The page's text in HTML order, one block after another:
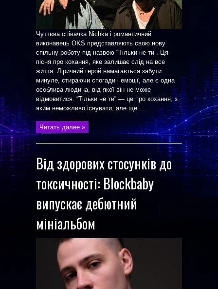
Чуттєва співачка Nichka і романтичний
виконавець OKS представляють свою нову
спільну роботу під назвою “Тільки не ти”. Ця
пісня про кохання, яке залишає слід на все
життя. Ліричний герой намагається забути
минуле, стираючи спогади і емоції, але є одна
особлива людина, від якої він не може
відмовитися. “Тільки не ти” — це про кохання, з
яким неможливо існувати, але ще ...
Читать далее »
Від здорових стосунків до
токсичності: Blockbaby
випускає дебютний
мініальбом